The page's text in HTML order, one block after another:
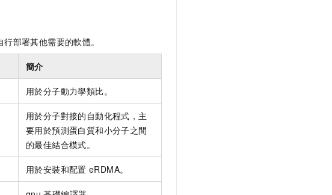
部署其他需要的軟體。
簡介
用於分子動力學類比。
用於分子對接的自動化程式，主
要用於預測蛋白質和小分子之間
的最佳結合模式。
用於安裝和配置 eRDMA。